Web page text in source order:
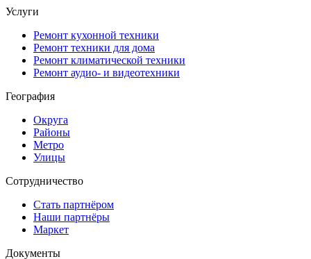
Услуги
Ремонт кухонной техники
Ремонт техники для дома
Ремонт климатической техники
Ремонт аудио- и видеотехники
География
Округа
Районы
Метро
Улицы
Сотрудничество
Стать партнёром
Наши партнёры
Маркет
Документы